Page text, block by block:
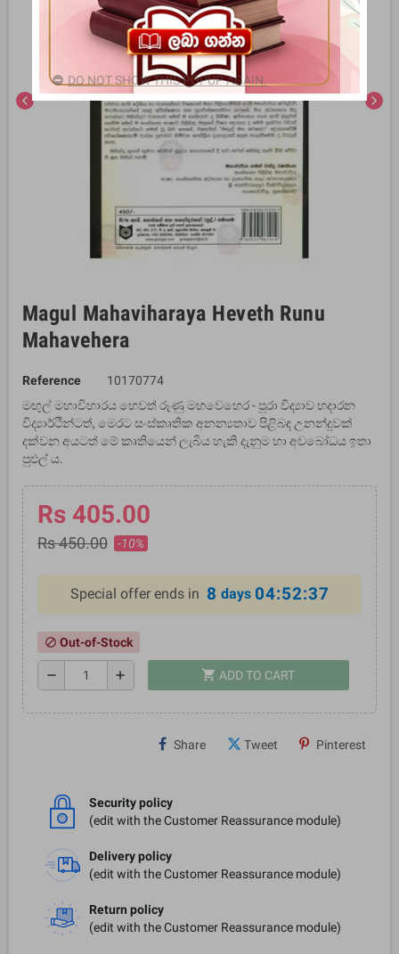
chevron_left chevron_right
Magul Mahaviharaya Heveth Runu
Mahavehera
Reference
10170774
මඟුල් මහාවිහාරය හෙවත් රූණු මහවෙහෙර - පුරා විද්‍යාව හදාරන
විද්‍යාර්ථින්ටත්, මෙරට සංස්කෘතික අනන්‍යතාව පිළිබඳ උනන්දුවක්
දක්වන අයටත් මේ කෘතියෙන් ලැබිය හැකි දැනුම හා අවබෝධය ඉතා
පුළුල්‍ ය.
Rs 405.00
Rs 450.00 -10%
Special offer ends in 8 days 04:52:37
block Out-of-Stock
remove add shopping_cart ADD TO CART
Share Tweet Pinterest
Security policy
(edit with the Customer Reassurance module)
Delivery policy
(edit with the Customer Reassurance module)
Return policy
(edit with the Customer Reassurance module)
DO NOT SHOW THIS POPUP AGAIN.